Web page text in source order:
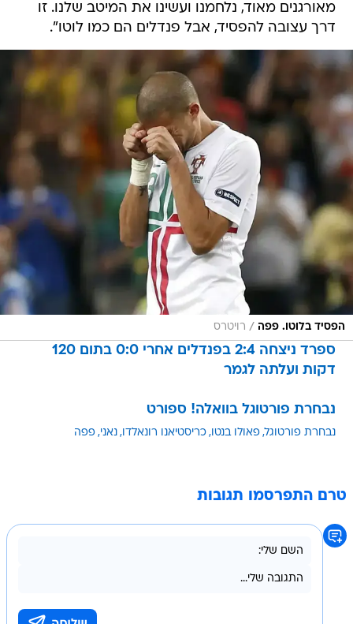
מאורגנים מאוד, נלחמנו ועשינו את המיטב שלנו. זו
דרך עצובה להפסיד, אבל פנדלים הם כמו לוטו".
הפסיד בלוטו. פפה / רויטרס
ספרד ניצחה 2:4 בפנדלים אחרי 0:0 בתום 120
דקות ועלתה לגמר
נבחרת פורטוגל בוואלה! ספורט
נבחרת פורטוגל פאולו בנטו כריסטיאנו רונאלדו נאני פפה
טרם התפרסמו תגובות